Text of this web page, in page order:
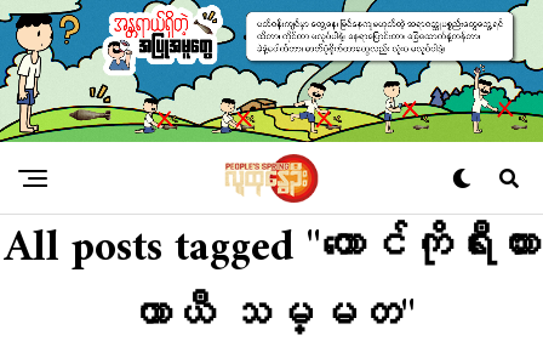
All posts tagged "တောင်ကိုရီးယား
ယာယီ သမ္မတ"